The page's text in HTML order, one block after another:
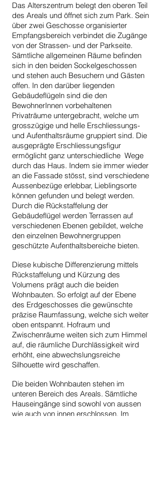
Das Alterszentrum belegt den oberen Teil
des Areals und öffnet sich zum Park. Sein
über zwei Geschosse organisierter
Empfangsbereich verbindet die Zugänge
von der Strassen- und der Parkseite.
Sämtliche allgemeinen Räume befinden
sich in den beiden Sockelgeschossen
und stehen auch Besuchern und Gästen
offen. In den darüber liegenden
Gebäudeflügeln sind die den
BewohnerInnen vorbehaltenen
Privaträume untergebracht, welche um
grosszügige und helle Erschliessungs-
und Aufenthaltsräume gruppiert sind. Die
ausgeprägte Erschliessungsfigur
ermöglicht ganz unterschiedliche Wege
durch das Haus. Indem sie immer wieder
an die Fassade stösst, sind verschiedene
Aussenbezüge erlebbar, Lieblingsorte
können gefunden und belegt werden.
Durch die Rückstaffelung der
Gebäudeflügel werden Terrassen auf
verschiedenen Ebenen gebildet, welche
den einzelnen Bewohnergruppen
geschützte Aufenthaltsbereiche bieten.
Diese kubische Differenzierung mittels
Rückstaffelung und Kürzung des
Volumens prägt auch die beiden
Wohnbauten. So erfolgt auf der Ebene
des Erdgeschosses die gewünschte
präzise Raumfassung, welche sich weiter
oben entspannt. Hofraum und
Zwischenräume weiten sich zum Himmel
auf, die räumliche Durchlässigkeit wird
erhöht, eine abwechslungsreiche
Silhouette wird geschaffen.
Die beiden Wohnbauten stehen im
unteren Bereich des Areals. Sämtliche
Hauseingänge sind sowohl von aussen
wie auch von innen erschlossen. Im